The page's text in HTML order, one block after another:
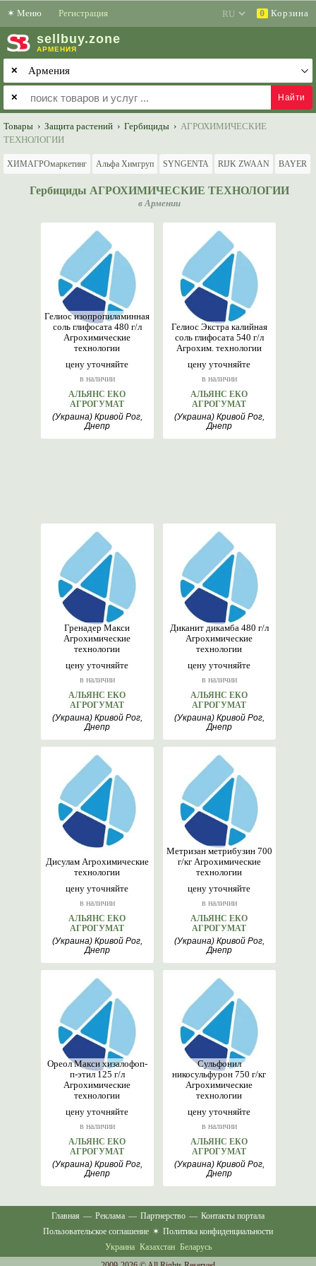
✶ Меню Регистрация 0 Корзина
sell buy.zone
АРМЕНИЯ
✕
✕
Товары › Защита растений › Гербициды › АГРОХИМИЧЕСКИЕ
ТЕХНОЛОГИИ
ХИМАГРОмаркетинг Альфа Химгруп SYNGENTA RIJK ZWAAN BAYER
Гербициды АГРОХИМИЧЕСКИЕ ТЕХНОЛОГИИ
в Армении
цену уточняйте
в наличии
Гелиос изопропиламинная
соль глифосата 480 г/л
Агрохимические
технологии
АЛЬЯНС ЕКО
АГРОГУМАТ
(Украина) Кривой Рог,
Днепр
цену уточняйте
в наличии
Гелиос Экстра калийная
соль глифосата 540 г/л
Агрохим. технологии
АЛЬЯНС ЕКО
АГРОГУМАТ
(Украина) Кривой Рог,
Днепр
цену уточняйте
в наличии
Гренадер Макси
Агрохимические
технологии
АЛЬЯНС ЕКО
АГРОГУМАТ
(Украина) Кривой Рог,
Днепр
цену уточняйте
в наличии
Диканит дикамба 480 г/л
Агрохимические
технологии
АЛЬЯНС ЕКО
АГРОГУМАТ
(Украина) Кривой Рог,
Днепр
цену уточняйте
в наличии
Дисулам Агрохимические
технологии
АЛЬЯНС ЕКО
АГРОГУМАТ
(Украина) Кривой Рог,
Днепр
цену уточняйте
в наличии
Метризан метрибузин 700
г/кг Агрохимические
технологии
АЛЬЯНС ЕКО
АГРОГУМАТ
(Украина) Кривой Рог,
Днепр
цену уточняйте
в наличии
Ореол Макси хизалофоп-
п-этил 125 г/л
Агрохимические
технологии
АЛЬЯНС ЕКО
АГРОГУМАТ
(Украина) Кривой Рог,
Днепр
цену уточняйте
в наличии
Сульфонил
никосульфурон 750 г/кг
Агрохимические
технологии
АЛЬЯНС ЕКО
АГРОГУМАТ
(Украина) Кривой Рог,
Днепр
Главная — Реклама — Партнерство — Контакты портала
Пользовательское соглашение ✶ Политика конфиденциальности
Украина Казахстан Беларусь